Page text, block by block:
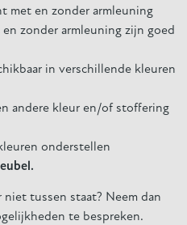
met en zonder armleuning
zonder armleuning zijn goed
in verschillende kleuren
andere kleur en/of stoffering
onderstellen
niet tussen staat? Neem dan
te bespreken.